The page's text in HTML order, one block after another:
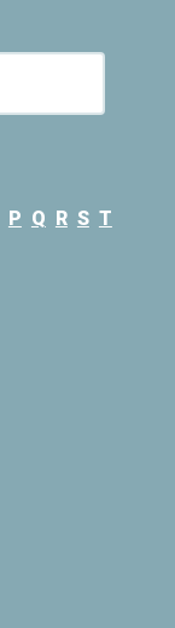
P Q R S T